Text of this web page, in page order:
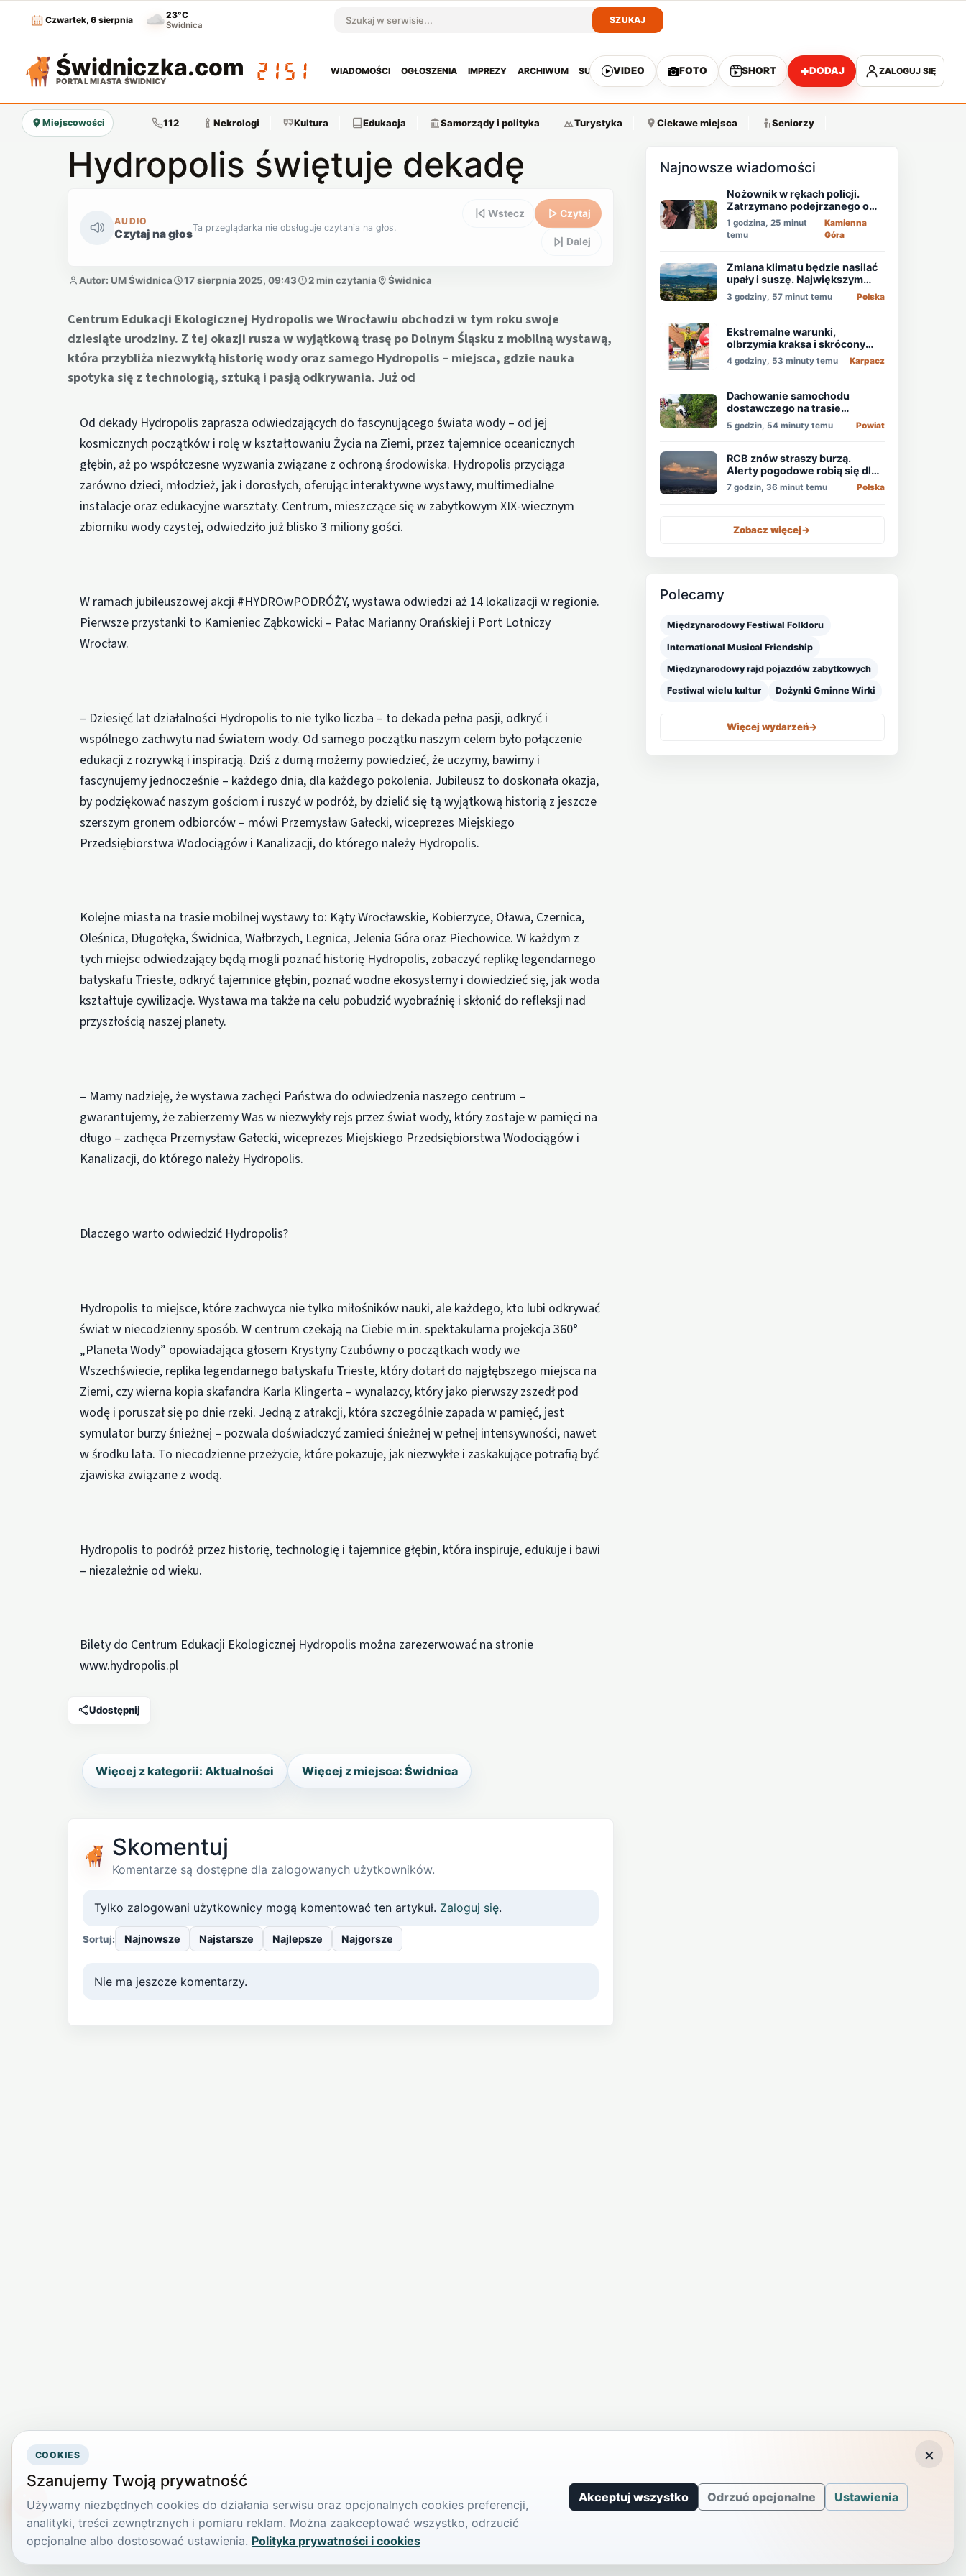
Czwartek, 6 sierpnia
23°C
Świdnica Szukaj w serwisie
SZUKAJ
Świdniczka.com
PORTAL MIASTA ŚWIDNICY 21:51
WIADOMOŚCI OGŁOSZENIA IMPREZY ARCHIWUM SUBSKRYPCJA
VIDEO FOTO SHORT +DODAJ ZALOGUJ SIĘ
Miejscowości 112 Nekrologi Kultura Edukacja Samorządy i polityka Turystyka Ciekawe miejsca Seniorzy
Hydropolis świętuje dekadę
AUDIO
Czytaj na głosTa przeglądarka nie obsługuje czytania na głos.
Wstecz Czytaj
Dalej
Autor: UM Świdnica 17 sierpnia 2025, 09:43 2 min czytania Świdnica
Centrum Edukacji Ekologicznej Hydropolis we Wrocławiu obchodzi w tym roku swoje
dziesiąte urodziny. Z tej okazji rusza w wyjątkową trasę po Dolnym Śląsku z mobilną wystawą,
która przybliża niezwykłą historię wody oraz samego Hydropolis – miejsca, gdzie nauka
spotyka się z technologią, sztuką i pasją odkrywania. Już od
Od dekady Hydropolis zaprasza odwiedzających do fascynującego świata wody – od jej
kosmicznych początków i rolę w kształtowaniu Życia na Ziemi, przez tajemnice oceanicznych
głębin, aż po współczesne wyzwania związane z ochroną środowiska. Hydropolis przyciąga
zarówno dzieci, młodzież, jak i dorosłych, oferując interaktywne wystawy, multimedialne
instalacje oraz edukacyjne warsztaty. Centrum, mieszczące się w zabytkowym XIX-wiecznym
zbiorniku wody czystej, odwiedziło już blisko 3 miliony gości.
W ramach jubileuszowej akcji #HYDROwPODRÓŻY, wystawa odwiedzi aż 14 lokalizacji w regionie.
Pierwsze przystanki to Kamieniec Ząbkowicki – Pałac Marianny Orańskiej i Port Lotniczy
Wrocław.
– Dziesięć lat działalności Hydropolis to nie tylko liczba – to dekada pełna pasji, odkryć i
wspólnego zachwytu nad światem wody. Od samego początku naszym celem było połączenie
edukacji z rozrywką i inspiracją. Dziś z dumą możemy powiedzieć, że uczymy, bawimy i
fascynujemy jednocześnie – każdego dnia, dla każdego pokolenia. Jubileusz to doskonała okazja,
by podziękować naszym gościom i ruszyć w podróż, by dzielić się tą wyjątkową historią z jeszcze
szerszym gronem odbiorców – mówi Przemysław Gałecki, wiceprezes Miejskiego
Przedsiębiorstwa Wodociągów i Kanalizacji, do którego należy Hydropolis.
Kolejne miasta na trasie mobilnej wystawy to: Kąty Wrocławskie, Kobierzyce, Oława, Czernica,
Oleśnica, Długołęka, Świdnica, Wałbrzych, Legnica, Jelenia Góra oraz Piechowice. W każdym z
tych miejsc odwiedzający będą mogli poznać historię Hydropolis, zobaczyć replikę legendarnego
batyskafu Trieste, odkryć tajemnice głębin, poznać wodne ekosystemy i dowiedzieć się, jak woda
kształtuje cywilizacje. Wystawa ma także na celu pobudzić wyobraźnię i skłonić do refleksji nad
przyszłością naszej planety.
– Mamy nadzieję, że wystawa zachęci Państwa do odwiedzenia naszego centrum –
gwarantujemy, że zabierzemy Was w niezwykły rejs przez świat wody, który zostaje w pamięci na
długo – zachęca Przemysław Gałecki, wiceprezes Miejskiego Przedsiębiorstwa Wodociągów i
Kanalizacji, do którego należy Hydropolis.
Dlaczego warto odwiedzić Hydropolis?
Hydropolis to miejsce, które zachwyca nie tylko miłośników nauki, ale każdego, kto lubi odkrywać
świat w niecodzienny sposób. W centrum czekają na Ciebie m.in. spektakularna projekcja 360°
„Planeta Wody” opowiadająca głosem Krystyny Czubówny o początkach wody we
Wszechświecie, replika legendarnego batyskafu Trieste, który dotarł do najgłębszego miejsca na
Ziemi, czy wierna kopia skafandra Karla Klingerta – wynalazcy, który jako pierwszy zszedł pod
wodę i poruszał się po dnie rzeki. Jedną z atrakcji, która szczególnie zapada w pamięć, jest
symulator burzy śnieżnej – pozwala doświadczyć zamieci śnieżnej w pełnej intensywności, nawet
w środku lata. To niecodzienne przeżycie, które pokazuje, jak niezwykłe i zaskakujące potrafią być
zjawiska związane z wodą.
Hydropolis to podróż przez historię, technologię i tajemnice głębin, która inspiruje, edukuje i bawi
– niezależnie od wieku.
Bilety do Centrum Edukacji Ekologicznej Hydropolis można zarezerwować na stronie
www.hydropolis.pl
Udostępnij
Więcej z kategorii: Aktualności Więcej z miejsca: Świdnica
Skomentuj
Komentarze są dostępne dla zalogowanych użytkowników.
Tylko zalogowani użytkownicy mogą komentować ten artykuł. Zaloguj się.
Sortuj: Najnowsze Najstarsze Najlepsze Najgorsze
Nie ma jeszcze komentarzy.
Najnowsze wiadomości
Nożownik w rękach policji.
Zatrzymano podejrzanego o
usiłowanie zabójstwa!
1 godzina, 25 minut
temu
Kamienna
Góra
Zmiana klimatu będzie nasilać
upały i suszę. Największym
zagrożeniem jest niedobór
wody
3 godziny, 57 minut temu Polska
Ekstremalne warunki,
olbrzymia kraksa i skrócony
etap, który padł łupem
Holendra!
4 godziny, 53 minuty temu Karpacz
Dachowanie samochodu
dostawczego na trasie
Świdnica - Wrocław
5 godzin, 54 minuty temu Powiat
RCB znów straszy burzą.
Alerty pogodowe robią się dla
niektórych nudne
7 godzin, 36 minut temu Polska
Zobacz więcej->
Polecamy
Międzynarodowy Festiwal Folkloru
International Musical Friendship
Międzynarodowy rajd pojazdów zabytkowych
Festiwal wielu kultur Dożynki Gminne Wirki
Więcej wydarzeń->
COOKIES
Szanujemy Twoją prywatność
Używamy niezbędnych cookies do działania serwisu oraz opcjonalnych cookies preferencji,
analityki, treści zewnętrznych i pomiaru reklam. Można zaakceptować wszystko, odrzucić
opcjonalne albo dostosować ustawienia. Polityka prywatności i cookies
Akceptuj wszystko Odrzuć opcjonalne Ustawienia
×
TikTokowa Jelonka